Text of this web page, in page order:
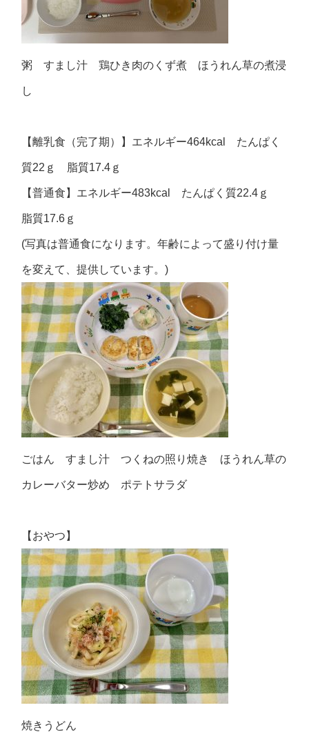
粥 すまし汁 鶏ひき肉のくず煮 ほうれん草の煮浸
し
【離乳食（完了期）】エネルギー464kcal たんぱく
質22ｇ 脂質17.4ｇ
【普通食】エネルギー483kcal たんぱく質22.4ｇ
脂質17.6ｇ
(写真は普通食になります。年齢によって盛り付け量
を変えて、提供しています。)
ごはん すまし汁 つくねの照り焼き ほうれん草の
カレーバター炒め ポテトサラダ
【おやつ】
焼きうどん